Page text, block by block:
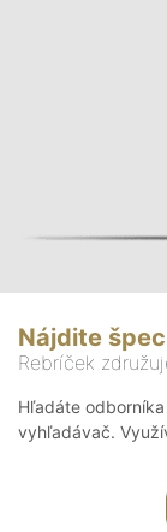
Nájdite
Rebríček
Hľadáte
vyhľadávač.